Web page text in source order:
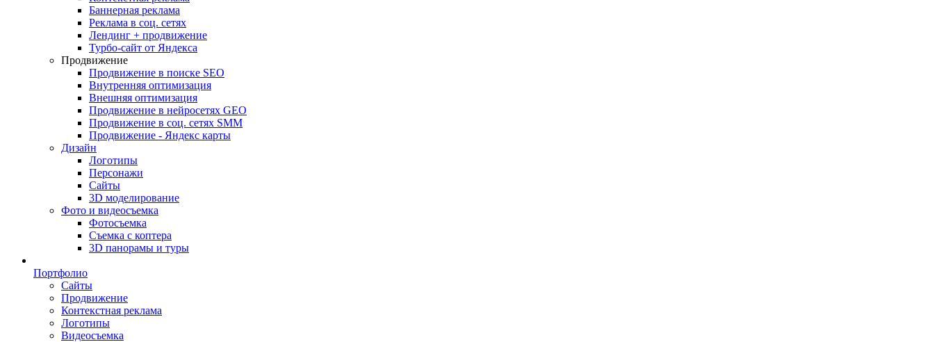
Баннерная реклама
Реклама в соц. сетях
Лендинг + продвижение
Турбо-сайт от Яндекса
Продвижение
Продвижение в поиске SEO
Внутренняя оптимизация
Внешняя оптимизация
Продвижение в нейросетях GEO
Продвижение в соц. сетях SMM
Продвижение - Яндекс карты
Дизайн
Логотипы
Персонажи
Сайты
3D моделирование
Фото и видеосъемка
Фотосъемка
Съемка с коптера
3D панорамы и туры
Портфолио
Сайты
Продвижение
Контекстная реклама
Логотипы
Видеосъемка